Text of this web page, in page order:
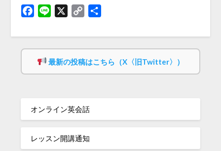
Facebook
Line
Copy
最新の投稿はこちら（X〈旧Twitter〉）
オンライン英会話
レッスン開講通知